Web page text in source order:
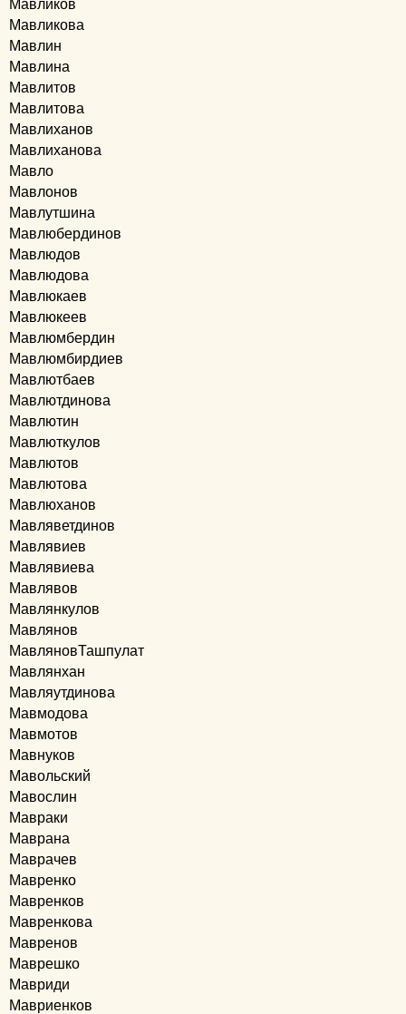
Мавликов
Мавликова
Мавлин
Мавлина
Мавлитов
Мавлитова
Мавлиханов
Мавлиханова
Мавло
Мавлонов
Мавлутшина
Мавлюбердинов
Мавлюдов
Мавлюдова
Мавлюкаев
Мавлюкеев
Мавлюмбердин
Мавлюмбирдиев
Мавлютбаев
Мавлютдинова
Мавлютин
Мавлюткулов
Мавлютов
Мавлютова
Мавлюханов
Мавляветдинов
Мавлявиев
Мавлявиева
Мавлявов
Мавлянкулов
Мавлянов
МавляновТашпулат
Мавлянхан
Мавляутдинова
Мавмодова
Мавмотов
Мавнуков
Мавольский
Мавослин
Мавраки
Маврана
Маврачев
Мавренко
Мавренков
Мавренкова
Мавренов
Маврешко
Мавриди
Мавриенков